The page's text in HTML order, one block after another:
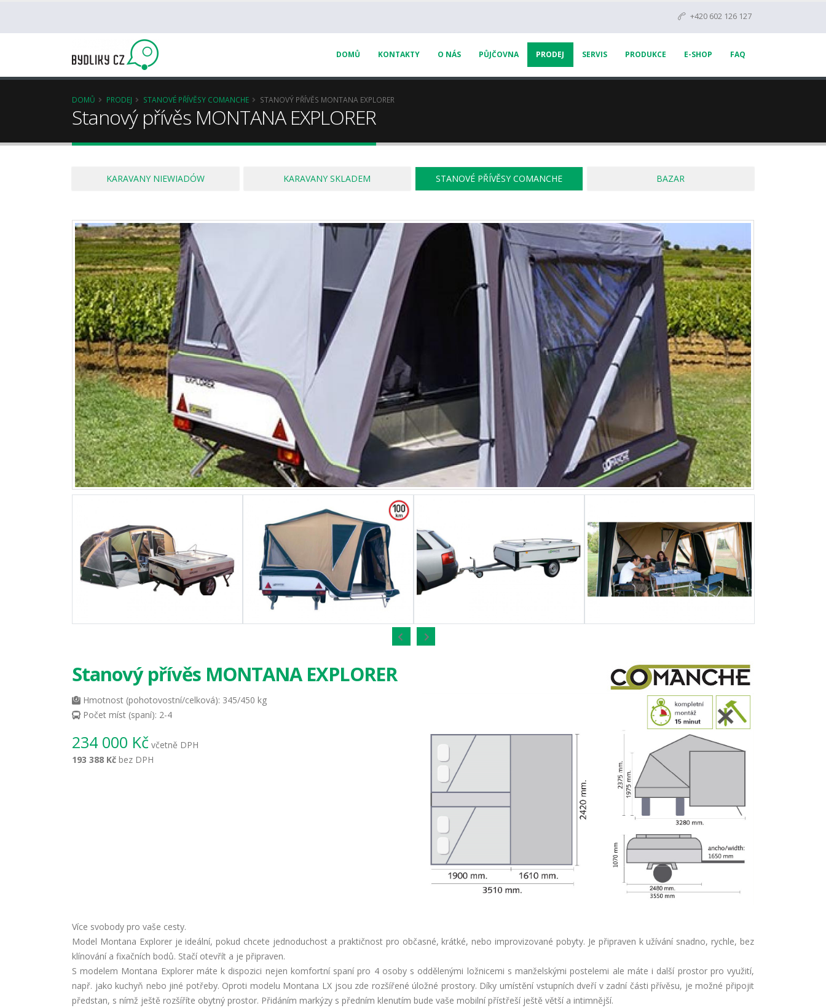
+420 602 126 127
DOMŮ KONTAKTY O NÁS PŮJČOVNA PRODEJ SERVIS PRODUKCE E-SHOP FAQ
DOMŮ PRODEJ STANOVÉ PŘÍVĚSY COMANCHE STANOVÝ PŘÍVĚS MONTANA EXPLORER
Stanový přívěs MONTANA EXPLORER
KARAVANY NIEWIADÓW KARAVANY SKLADEM STANOVÉ PŘÍVĚSY COMANCHE BAZAR
Stanový přívěs MONTANA EXPLORER
Hmotnost (pohotovostní/celková): 345/450 kg
Počet míst (spaní): 2-4
234 000 Kč včetně DPH
193 388 Kč bez DPH
Více svobody pro vaše cesty.
Model Montana Explorer je ideální, pokud chcete jednoduchost a praktičnost pro občasné, krátké, nebo improvizované pobyty. Je připraven k užívání snadno, rychle, bez
klínování a fixačních bodů. Stačí otevřít a je připraven.
S modelem Montana Explorer máte k dispozici nejen komfortní spaní pro 4 osoby s oddělenými ložnicemi s manželskými postelemi ale máte i další prostor pro využití,
např. jako kuchyň nebo jiné potřeby. Oproti modelu Montana LX jsou zde rozšířené úložné prostory. Díky umístění vstupních dveří v zadní části přívěsu, je možné připojit
předstan, s nímž ještě rozšíříte obytný prostor. Přidáním markýzy s předním klenutím bude vaše mobilní přístřeší ještě větší a intimnější.